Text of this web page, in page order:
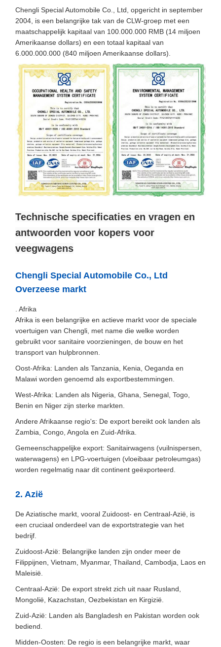
Chengli Special Automobile Co., Ltd, opgericht in september
2004, is een belangrijke tak van de CLW-groep met een
maatschappelijk kapitaal van 100.000.000 RMB (14 miljoen
Amerikaanse dollars) en een totaal kapitaal van
6.000.000.000 (840 miljoen Amerikaanse dollars).
Technische specificaties en vragen en
antwoorden voor kopers voor
veegwagens
Chengli Special Automobile Co., Ltd
Overzeese markt
. Afrika
Afrika is een belangrijke en actieve markt voor de speciale
voertuigen van Chengli, met name die welke worden
gebruikt voor sanitaire voorzieningen, de bouw en het
transport van hulpbronnen.
Oost-Afrika: Landen als Tanzania, Kenia, Oeganda en
Malawi worden genoemd als exportbestemmingen.
West-Afrika: Landen als Nigeria, Ghana, Senegal, Togo,
Benin en Niger zijn sterke markten.
Andere Afrikaanse regio's: De export bereikt ook landen als
Zambia, Congo, Angola en Zuid-Afrika.
Gemeenschappelijke export: Sanitairwagens (vuilnispersen,
waterwagens) en LPG-voertuigen (vloeibaar petroleumgas)
worden regelmatig naar dit continent geëxporteerd.
2. Azië
De Aziatische markt, vooral Zuidoost- en Centraal-Azië, is
een cruciaal onderdeel van de exportstrategie van het
bedrijf.
Zuidoost-Azië: Belangrijke landen zijn onder meer de
Filippijnen, Vietnam, Myanmar, Thailand, Cambodja, Laos en
Maleisië.
Centraal-Azië: De export strekt zich uit naar Rusland,
Mongolië, Kazachstan, Oezbekistan en Kirgizië.
Zuid-Azië: Landen als Bangladesh en Pakistan worden ook
bediend.
Midden-Oosten: De regio is een belangrijke markt, waar